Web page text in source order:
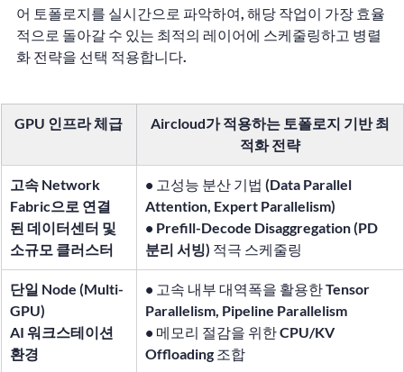
어 토폴로지를 실시간으로 파악하여, 해당 작업이 가장 효율
적으로 돌아갈 수 있는 최적의 레이어에 스케줄링하고 병렬
화 전략을 선택 적용합니다.
GPU 인프라 체급
Aircloud가 적용하는 토폴로지 기반 최
적화 전략
고속 Network
Fabric으로 연결
된 데이터센터 및
소규모 클러스터
• 고성능 분산 기법 (Data Parallel
Attention, Expert Parallelism)
• Prefill-Decode Disaggregation (PD
분리 서빙) 적극 스케줄링
단일 Node (Multi-
GPU)
AI 워크스테이션
환경
• 고속 내부 대역폭을 활용한 Tensor
Parallelism, Pipeline Parallelism
• 메모리 절감을 위한 CPU/KV
Offloading 조합